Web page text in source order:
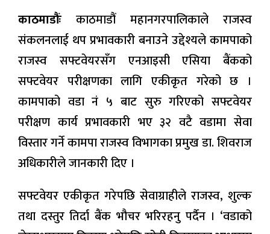
काठमाडौंः काठमाडौं महानगरपालिकाले राजस्व
संकलनलाई थप प्रभावकारी बनाउने उद्देश्यले कामपाको
राजस्व सफ्टवेयरसँग एनआइसी एसिया बैंकको
सफ्टवेयर परीक्षणका लागि एकीकृत गरेको छ ।
कामपाको वडा नं ५ बाट सुरु गरिएको सफ्टवेयर
परीक्षण कार्य प्रभावकारी भए ३२ वटै वडामा सेवा
विस्तार गर्ने कामपा राजस्व विभागका प्रमुख डा. शिवराज
अधिकारीले जानकारी दिए ।
सफ्टवेयर एकीकृत गरेपछि सेवाग्राहीले राजस्व, शुल्क
तथा दस्तुर तिर्दा बैंक भौचर भरिरहनु पर्दैन । ‘वडाको